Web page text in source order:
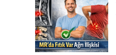
Hâlâ
Sertim?
Kas
Değil,